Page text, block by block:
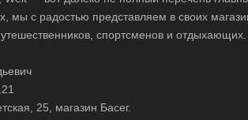
мы с радостью представляем в своих
спортсменов и отдыхающих.
25, магазин Басег.